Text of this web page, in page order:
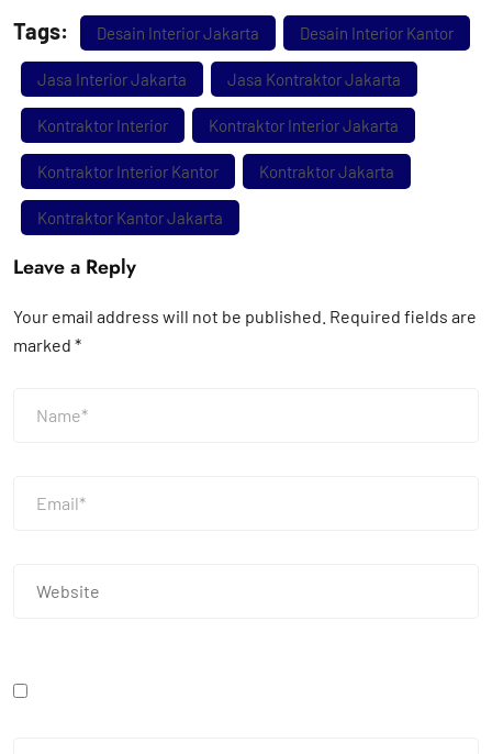
Tags: Desain Interior Jakarta Desain Interior Kantor
Jasa Interior Jakarta Jasa Kontraktor Jakarta
Kontraktor Interior Kontraktor Interior Jakarta
Kontraktor Interior Kantor Kontraktor Jakarta
Kontraktor Kantor Jakarta
Leave a Reply
Your email address will not be published. Required fields are
marked *